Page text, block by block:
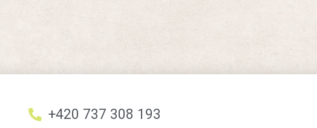
+420 737 308 193